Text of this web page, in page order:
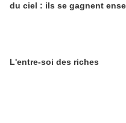
du ciel : ils se gagnent
L'entre-soi des riches